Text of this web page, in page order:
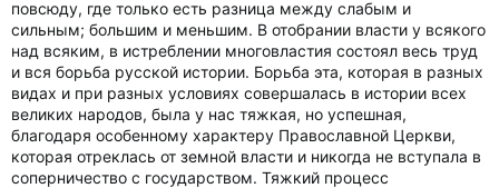
повсюду, где только есть разница между слабым и
сильным; большим и меньшим. В отобрании власти у всякого
над всяким, в истреблении многовластия состоял весь труд
и вся борьба русской истории. Борьба эта, которая в разных
видах и при разных условиях совершалась в истории всех
великих народов, была у нас тяжкая, но успешная,
благодаря особенному характеру Православной Церкви,
которая отреклась от земной власти и никогда не вступала в
соперничество с государством. Тяжкий процесс